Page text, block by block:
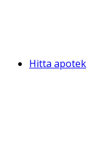
Hitta apotek